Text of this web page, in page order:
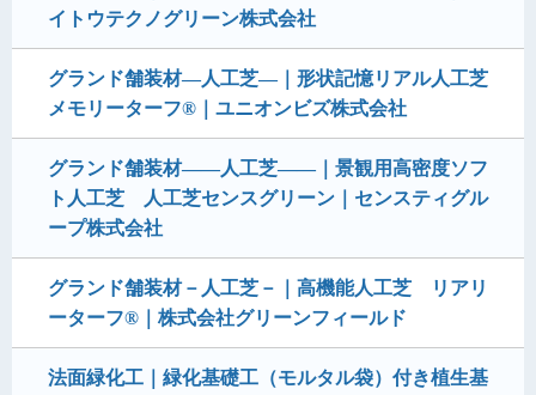
イトウテクノグリーン株式会社
グランド舗装材―人工芝―｜形状記憶リアル人工芝
メモリーターフ®｜ユニオンビズ株式会社
グランド舗装材――人工芝――｜景観用高密度ソフ
ト人工芝 人工芝センスグリーン｜センスティグル
ープ株式会社
グランド舗装材－人工芝－｜高機能人工芝 リアリ
ーターフ®｜株式会社グリーンフィールド
法面緑化工｜緑化基礎工（モルタル袋）付き植生基